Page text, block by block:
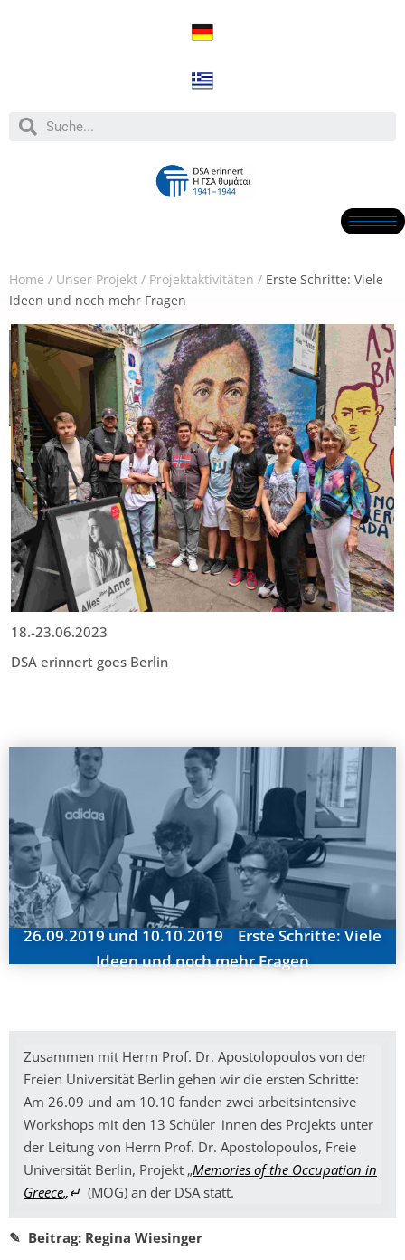
Home / Unser Projekt / Projektaktivitäten / Εrste Schritte: Viele
Ideen und noch mehr Fragen
18.-23.06.2023
DSA erinnert goes Berlin
26.09.2019 und 10.10.2019 Εrste Schritte: Viele
Ideen und noch mehr Fragen
Zusammen mit Herrn Prof. Dr. Apostolopoulos von der
Freien Universität Berlin gehen wir die ersten Schritte:
Am 26.09 und am 10.10 fanden zwei arbeitsintensive
Workshops mit den 13 Schüler_innen des Projekts unter
der Leitung von Herrn Prof. Dr. Apostolopoulos, Freie
Universität Berlin, Projekt „Memories of the Occupation in
Greece„↵ (MOG) an der DSA statt.
✎ Beitrag: Regina Wiesinger